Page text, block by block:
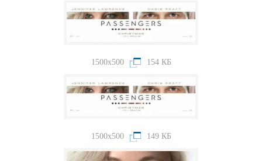
1500x500 154 КБ
1500x500 149 КБ